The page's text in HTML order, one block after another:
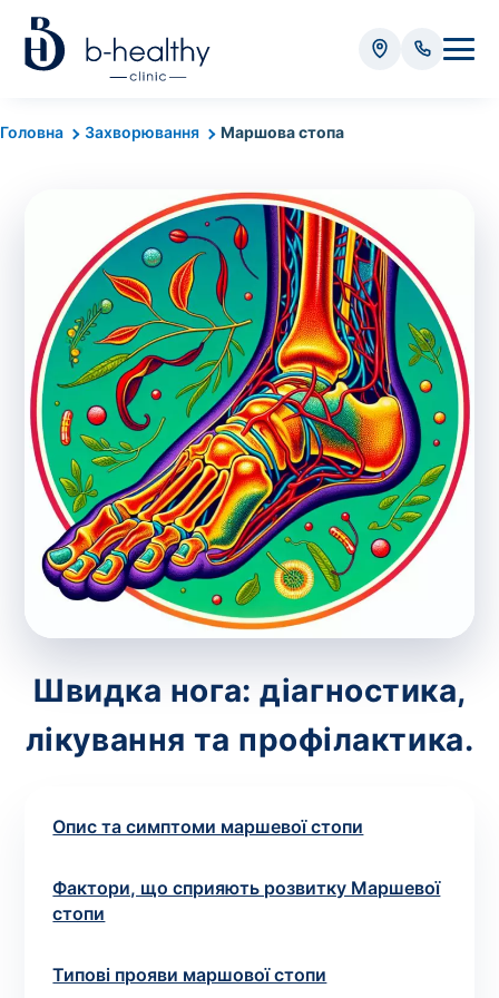
Головна Захворювання Маршова стопа
Швидка нога: діагностика,
лікування та профілактика.
Опис та симптоми маршевої стопи
Фактори, що сприяють розвитку Маршевої
стопи
Типові прояви маршової стопи
Аналізи
Вартість забору крові - 50 грн
Вартість забору біоматеріалу (крім крові) - від
35 грн
Всього: 0 грн
Попередній запис на дослідження не
потрібний. Виняток становлять мазки та
зіскрібки. Взяття біоматеріалу для них
виконує лікар – необхідийзапис до фахівця
Аналіз вдома
Номер телефону*